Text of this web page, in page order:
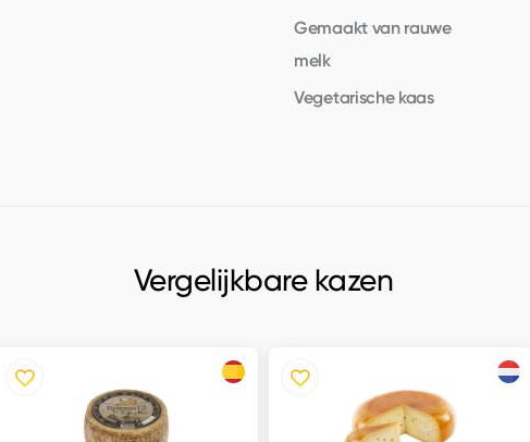
Gemaakt van rauwe
melk
Vegetarische kaas
Vergelijkbare kazen